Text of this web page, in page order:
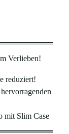
Verlieben!
reduziert!
mit Slim Case